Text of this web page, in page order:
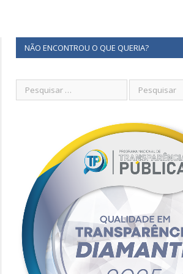
NÃO ENCONTROU O QUE QUERIA?